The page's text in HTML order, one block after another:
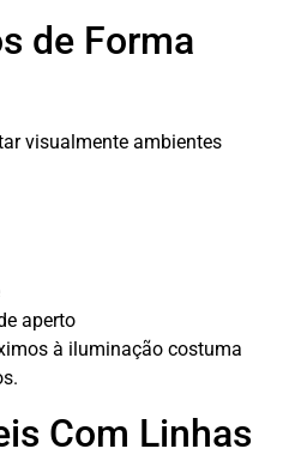
de Forma
visualmente ambientes
aperto
à iluminação costuma
Com Linhas